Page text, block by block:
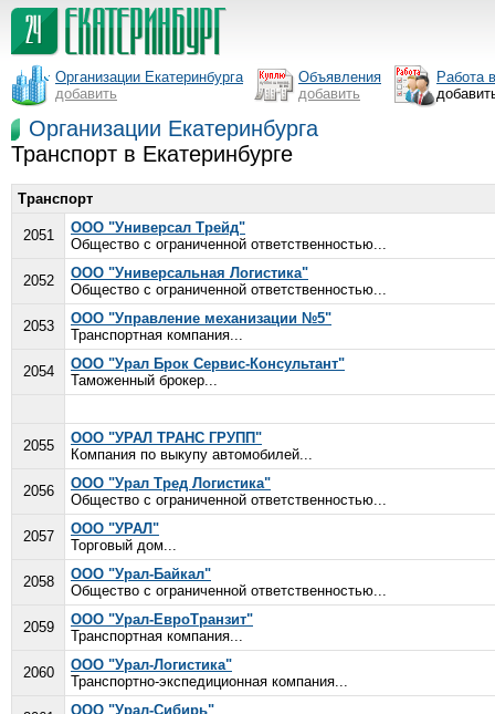
Организации Екатеринбурга
добавить
Объявления
добавить
Работа
Организации Екатеринбурга
Транспорт в Екатеринбурге
Транспорт
2051
ООО "Универсал Трейд"
Общество с ограниченной ответственностью...
2052
ООО "Универсальная Логистика"
Общество с ограниченной ответственностью...
2053
ООО "Управление механизации №5"
Транспортная компания...
2054
ООО "Урал Брок Сервис-Консультант"
Таможенный брокер...
2055
ООО "УРАЛ ТРАНС ГРУПП"
Компания по выкупу автомобилей...
2056
ООО "Урал Тред Логистика"
Общество с ограниченной ответственностью...
2057
ООО "УРАЛ"
Торговый дом...
2058
ООО "Урал-Байкал"
Общество с ограниченной ответственностью...
2059
ООО "Урал-ЕвроТранзит"
Транспортная компания...
2060
ООО "Урал-Логистика"
Транспортно-экспедиционная компания...
ООО "Урал-Сибирь"